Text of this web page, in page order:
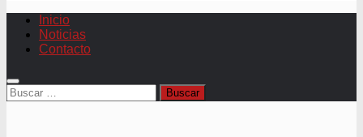
Inicio
Noticias
Contacto
Buscar: